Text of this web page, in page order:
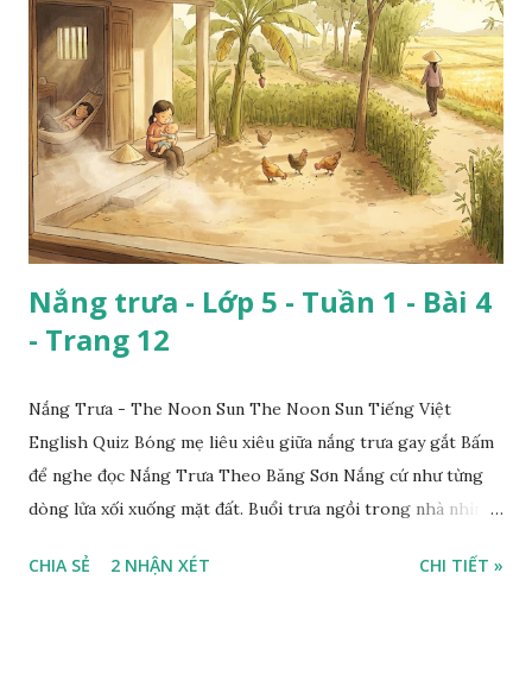
Nắng trưa - Lớp 5 - Tuần 1 - Bài 4
- Trang 12
Nắng Trưa - The Noon Sun The Noon Sun Tiếng Việt
English Quiz Bóng mẹ liêu xiêu giữa nắng trưa gay gắt Bấm
để nghe đọc Nắng Trưa Theo Băng Sơn Nắng cứ như từng
dòng lửa xối xuống mặt đất. Buổi trưa ngồi trong nhà nhìn
CHIA SẺ 2 NHẬN XÉT CHI TIẾT »